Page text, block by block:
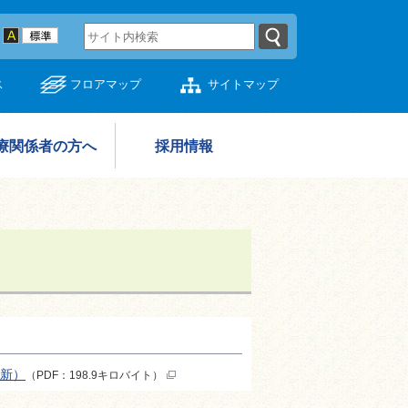
フロアマップ サイトマップ
関係者の方へ 採用情報
） （PDF：198.9キロバイト）